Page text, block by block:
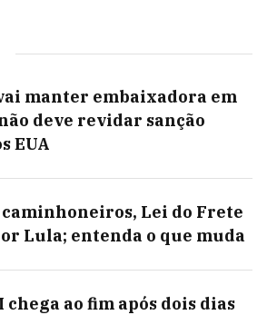
manter embaixadora em
deve revidar sanção
EUA
Lei do Frete
Lula; entenda o que muda
chega ao fim após dois dias